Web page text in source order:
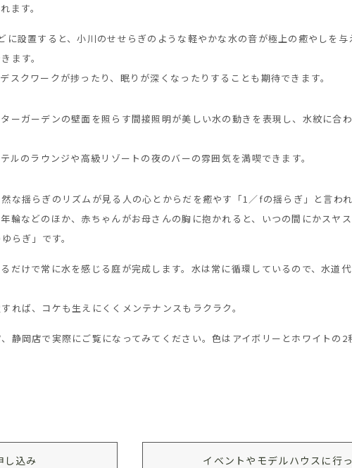
ます。
に設置すると、小川のせせらぎのような軽やかな水の音が極上の癒やしを与
ます。
スクワークが捗ったり、眠りが深くなったりすることも期待できます。
ーガーデンの壁面を照らす間接照明が美しい水の動きを表現し、水紋に合わ
ルのラウンジや高級リゾートの夜のバーの雰囲気を満喫できます。
な揺らぎのリズムが見る人の心とからだを癒やす「1／fの揺らぎ」と言われ
輪などのほか、赤ちゃんがお母さんの胸に抱かれると、いつの間にかスヤ
らぎ」です。
だけで常に水を感じる庭が完成します。水は常に循環しているので、水道
れば、コケも生えにくくメンテナンスもラクラク。
静岡店で実際にご覧になってみてください。色はアイボリーとホワイトの2
し込み イベントやモデルハウスに行